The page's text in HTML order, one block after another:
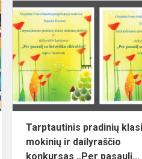
Dalyvavimas
matematikos
-
informatikos
konkurse
Tarptautinis pradinių
mokinių ir dailyraščio
konkursas ,,Per pasaulį...